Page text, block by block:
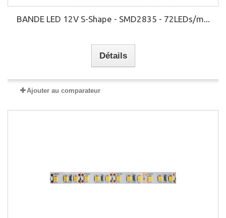
BANDE LED 12V S-Shape - SMD2835 - 72LEDs/m...
Détails
Ajouter au comparateur